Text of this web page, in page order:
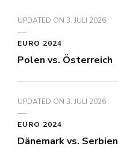
UPDATED ON 3. JULI 2026
EURO 2024
Polen vs. Österreich
UPDATED ON 3. JULI 2026
EURO 2024
Dänemark vs. Serbien